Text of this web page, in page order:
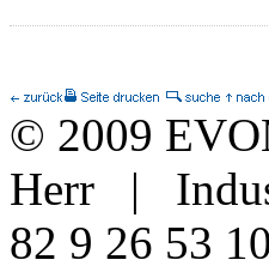
© 2009
Herr |
82 9 26 53